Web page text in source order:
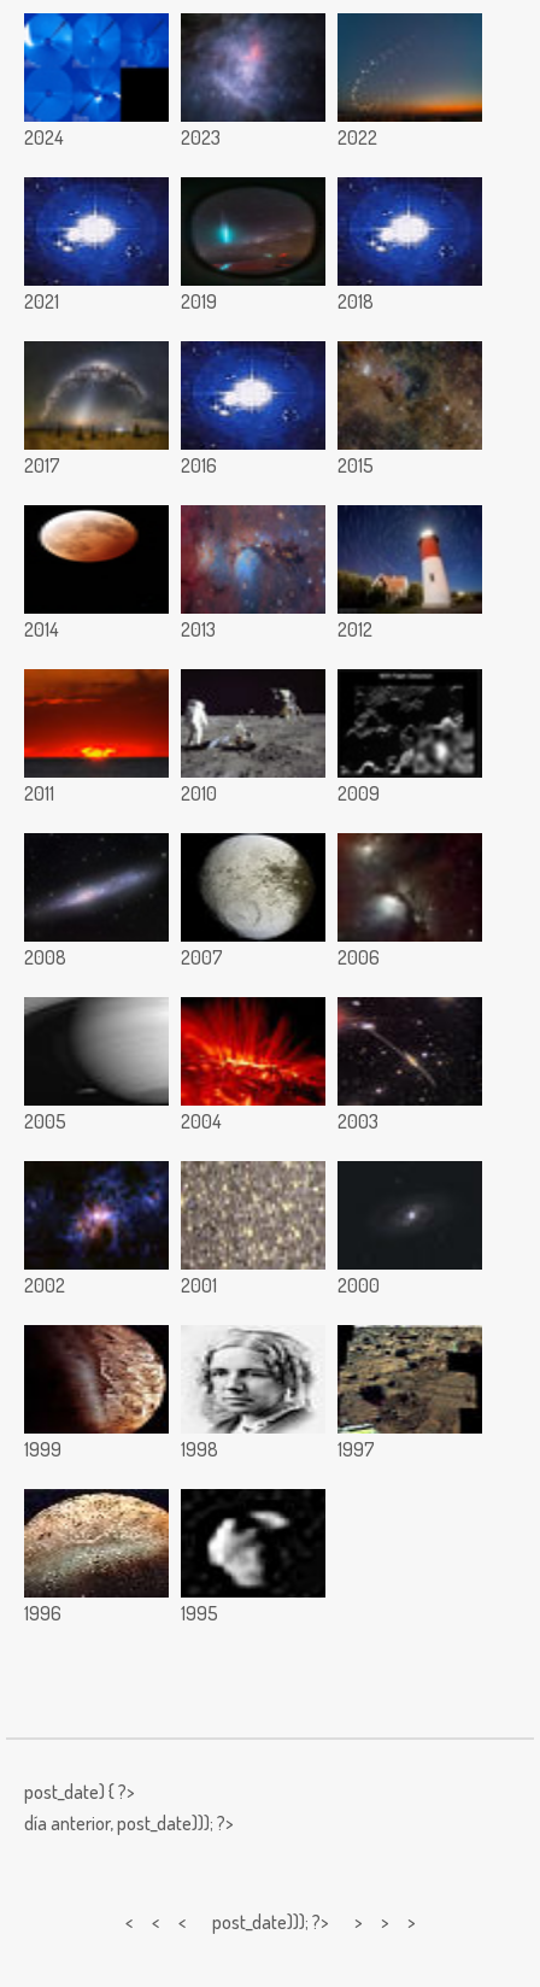
2024 2023 2022
2021 2019 2018
2017 2016 2015
2014 2013 2012
2011 2010 2009
2008 2007 2006
2005 2004 2003
2002 2001 2000
1999 1998 1997
1996 1995
post_date) { ?>
día anterior,post_date))); ?>
< < < post_date))); ?> > > >